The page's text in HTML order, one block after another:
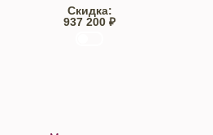
Скидка:
937 200 ₽